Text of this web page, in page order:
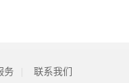
务 联系我们